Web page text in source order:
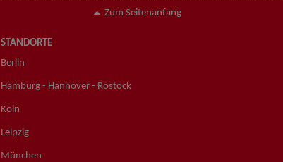
Zum Seitenanfang
STANDORTE
Berlin
Hamburg - Hannover - Rostock
Köln
Leipzig
München